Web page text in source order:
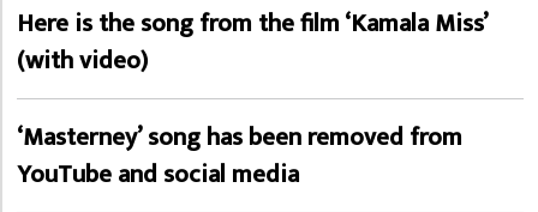
Here is the song from the film ‘Kamala Miss’
(with video)
‘Masterney’ song has been removed from
YouTube and social media